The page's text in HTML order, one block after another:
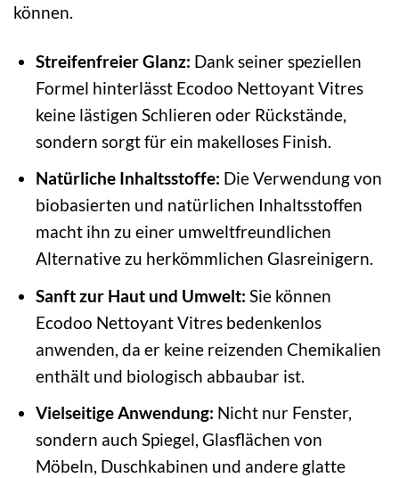
können.
Streifenfreier Glanz: Dank seiner speziellen
Formel hinterlässt Ecodoo Nettoyant Vitres
keine lästigen Schlieren oder Rückstände,
sondern sorgt für ein makelloses Finish.
Natürliche Inhaltsstoffe: Die Verwendung von
biobasierten und natürlichen Inhaltsstoffen
macht ihn zu einer umweltfreundlichen
Alternative zu herkömmlichen Glasreinigern.
Sanft zur Haut und Umwelt: Sie können
Ecodoo Nettoyant Vitres bedenkenlos
anwenden, da er keine reizenden Chemikalien
enthält und biologisch abbaubar ist.
Vielseitige Anwendung: Nicht nur Fenster,
sondern auch Spiegel, Glasflächen von
Möbeln, Duschkabinen und andere glatte